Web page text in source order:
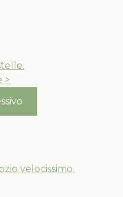
>
velocissimo.